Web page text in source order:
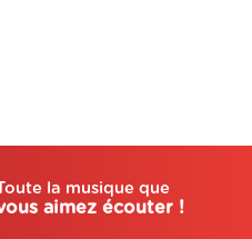
la musique que
aimez écouter !